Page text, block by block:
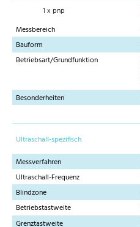
1 x pnp
Messbereich
Bauform
Betriebsart/Grundfunktion
Besonderheiten
Ultraschall-spezifisch
Messverfahren
Ultraschall-Frequenz
Blindzone
Betriebstastweite
Grenztastweite